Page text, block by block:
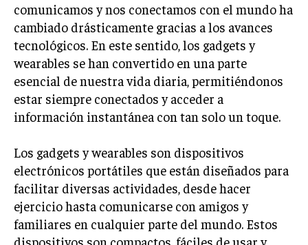
comunicamos y nos conectamos con el mundo ha
cambiado drásticamente gracias a los avances
tecnológicos. En este sentido, los gadgets y
wearables se han convertido en una parte
esencial de nuestra vida diaria, permitiéndonos
estar siempre conectados y acceder a
información instantánea con tan solo un toque.
Los gadgets y wearables son dispositivos
electrónicos portátiles que están diseñados para
facilitar diversas actividades, desde hacer
ejercicio hasta comunicarse con amigos y
familiares en cualquier parte del mundo. Estos
dispositivos son compactos, fáciles de usar y